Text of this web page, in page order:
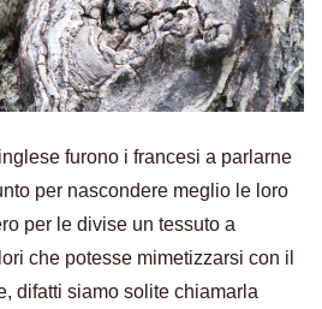
furono i francesi a parlarne
per nascondere meglio le loro
per le divise un tessuto a
che potesse mimetizzarsi con il
difatti siamo solite chiamarla